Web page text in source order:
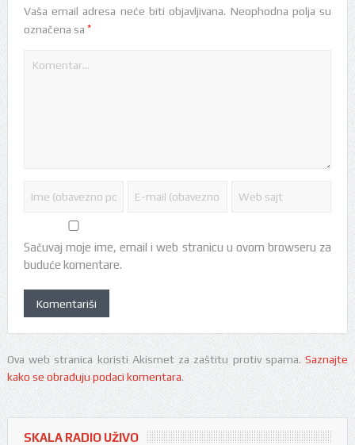
Vaša email adresa neće biti objavljivana. Neophodna polja su
označena sa *
Sačuvaj moje ime, email i web stranicu u ovom browseru za
buduće komentare.
Ova web stranica koristi Akismet za zaštitu protiv spama.Saznajte
kako se obrađuju podaci komentara.
SKALA RADIO UŽIVO